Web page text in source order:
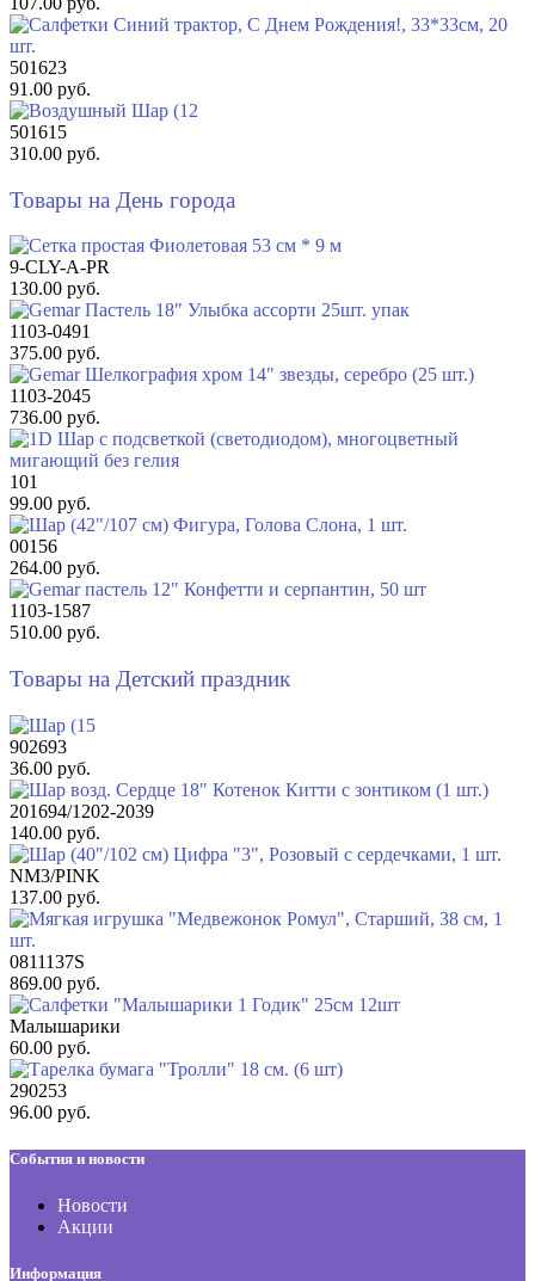
501623
91.00 руб.
501615
310.00 руб.
Товары на День города
9-CLY-A-PR
130.00 руб.
1103-0491
375.00 руб.
1103-2045
736.00 руб.
101
99.00 руб.
00156
264.00 руб.
1103-1587
510.00 руб.
Товары на Детский праздник
902693
36.00 руб.
201694/1202-2039
140.00 руб.
NM3/PINK
137.00 руб.
0811137S
869.00 руб.
Малышарики
60.00 руб.
290253
96.00 руб.
События и новости
Новости
Акции
Информация